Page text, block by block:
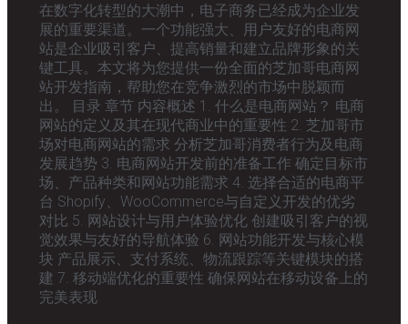
在数字化转型的大潮中，电子商务已经成为企业发
展的重要渠道。一个功能强大、用户友好的电商网
站是企业吸引客户、提高销量和建立品牌形象的关
键工具。本文将为您提供一份全面的芝加哥电商网
站开发指南，帮助您在竞争激烈的市场中脱颖而
出。 目录 章节 内容概述 1. 什么是电商网站？ 电商
网站的定义及其在现代商业中的重要性 2. 芝加哥市
场对电商网站的需求 分析芝加哥消费者行为及电商
发展趋势 3. 电商网站开发前的准备工作 确定目标市
场、产品种类和网站功能需求 4. 选择合适的电商平
台 Shopify、WooCommerce与自定义开发的优劣
对比 5. 网站设计与用户体验优化 创建吸引客户的视
觉效果与友好的导航体验 6. 网站功能开发与核心模
块 产品展示、支付系统、物流跟踪等关键模块的搭
建 7. 移动端优化的重要性 确保网站在移动设备上的
完美表现